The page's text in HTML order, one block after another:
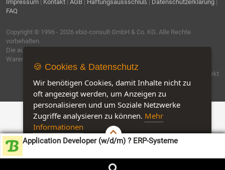
Application Developer (w/d/m) ? ERP-Systeme
Impressum | Kontakt | AGB | Haftungsaussschluß | Datenschutzerklärung |
FAQ
Copyright © 1996 - 2026 ebiz-consult GmbH & Co. KG. Alle Rechte
vorbehalten.
Die auf dieser Seite verwendeten Produktbezeichnungen, Namen und
Warenzeichen sind Eigentum der jeweiligen Firmen.
Software by IQ-Markt
🍪 Cookies & Datenschutz
Wir benötigen Cookies, damit Inhalte nicht zu
oft angezeigt werden, um Anzeigen zu
personalisieren und um Soziale Netzwerke
Zugriffe analysieren zu können. Mehr
Informationen
Akzeptieren Customise Cookies